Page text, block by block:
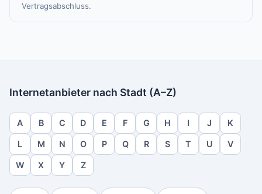
Vertragsabschluss.
Internetanbieter nach Stadt (A–Z)
A B C D E F G H I J K
L M N O P Q R S T U V
W X Y Z